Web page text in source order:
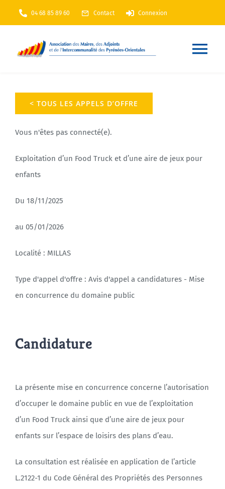
Passer
au
04 68 85 89 60 Contact Connexion
Nos services
Annuaire
Agenda
< TOUS LES APPELS D’OFFRE
Vous n'êtes pas connecté(e).
Exploitation d’un Food Truck et d’une aire de jeux pour
enfants
Du 18/11/2025
au 05/01/2026
Localité : MILLAS
Type d'appel d'offre : Avis d'appel a candidatures - Mise
en concurrence du domaine public
Candidature
La présente mise en concurrence concerne l’autorisation
d’occuper le domaine public en vue de l’exploitation
d’un Food Truck ainsi que d’une aire de jeux pour
enfants sur l’espace de loisirs des plans d’eau.
La consultation est réalisée en application de l’article
L.2122-1 du Code Général des Propriétés des Personnes